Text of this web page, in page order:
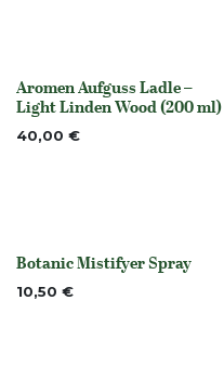
Nicht vorrättig
Aromen Aufguss Ladle –
Light Linden Wood (200 ml)
40,00 €
None
Botanic Mistifyer Spray
10,50 €